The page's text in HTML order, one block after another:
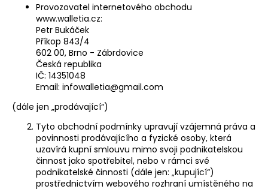
Provozovatel internetového obchodu
www.walletia.cz:
Petr Bukáček
Příkop 843/4
602 00, Brno - Zábrdovice
Česká republika
IČ: 14351048
Email: infowalletia@gmail.com
(dále jen „prodávající“)
Tyto obchodní podmínky upravují vzájemná práva a
povinnosti prodávajícího a fyzické osoby, která
uzavírá kupní smlouvu mimo svoji podnikatelskou
činnost jako spotřebitel, nebo v rámci své
podnikatelské činnosti (dále jen: „kupující“)
prostřednictvím webového rozhraní umístěného na
t
e